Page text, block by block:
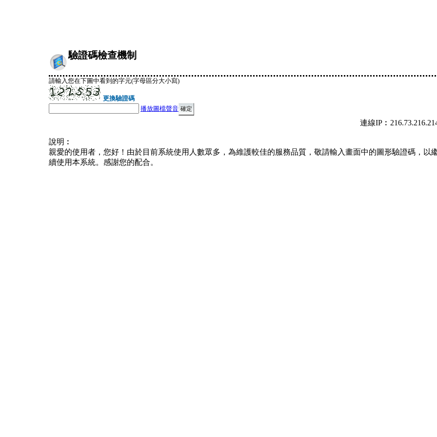
驗證碼檢查機制
請輸入您在下圖中看到的字元(字母區分大小寫)
更換驗證碼
播放圖檔聲音
連線
說明︰
親愛的使用者，您好！由於目前系統使用人數眾多，為維護較佳的服務品質，敬請輸入畫面中的圖形驗證碼，以
續使用本系統。感謝您的配合。